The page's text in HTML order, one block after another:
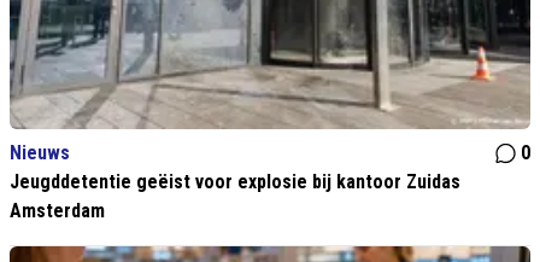
Nieuws
0
Jeugddetentie geëist voor explosie bij kantoor Zuidas
Amsterdam